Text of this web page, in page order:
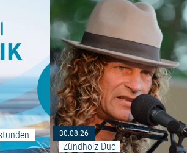
30.08.26
Zündholz Duo